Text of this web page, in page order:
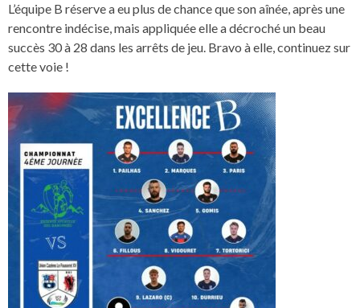
L’équipe B réserve a eu plus de chance que son aînée, après une
rencontre indécise, mais appliquée elle a décroché un beau
succès 30 à 28 dans les arrêts de jeu. Bravo à elle, continuez sur
cette voie !